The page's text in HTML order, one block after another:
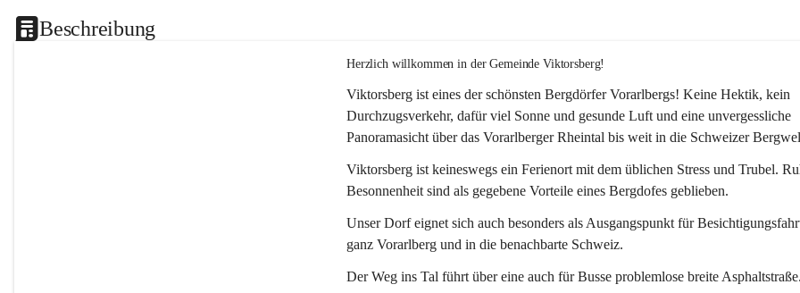
Beschreibung
Herzlich willkommen in der Gemeinde Viktorsberg!
Viktorsberg ist eines der schönsten Bergdörfer Vorarlbergs! Keine Hektik, kein
Durchzugsverkehr, dafür viel Sonne und gesunde Luft und eine unvergessliche
Panoramasicht über das Vorarlberger Rheintal bis weit in die Schweizer
Viktorsberg ist keineswegs ein Ferienort mit dem üblichen Stress und Trubel.
Besonnenheit sind als gegebene Vorteile eines Bergdofes geblieben.
Unser Dorf eignet sich auch besonders als Ausgangspunkt für
ganz Vorarlberg und in die benachbarte Schweiz.
Der Weg ins Tal führt über eine auch für Busse problemlose breite